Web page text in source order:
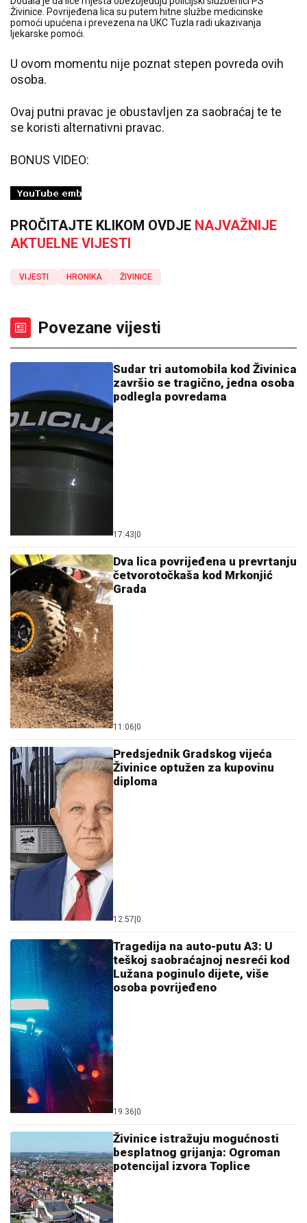
Živinice. Povrijeđena lica su putem hitne službe medicinske
pomoći upućena i prevezena na UKC Tuzla radi ukazivanja
ljekarske pomoći.
U ovom momentu nije poznat stepen povreda ovih
osoba.
Ovaj putni pravac je obustavljen za saobraćaj te te
se koristi alternativni pravac.
BONUS VIDEO:
PROČITAJTE KLIKOM OVDJE NAJVAŽNIJE
AKTUELNE VIJESTI
VIJESTI HRONIKA ŽIVINICE
Povezane vijesti
Sudar tri automobila kod Živinica
završio se tragično, jedna osoba
podlegla povredama
17:43 0
Dva lica povrijeđena u prevrtanju
četvorotočkaša kod Mrkonjić
Grada
11:06 0
Predsjednik Gradskog vijeća
Živinice optužen za kupovinu
diploma
12:57 0
Tragedija na auto-putu A3: U
teškoj saobraćajnoj nesreći kod
Lužana poginulo dijete, više
osoba povrijeđeno
19:36 0
Živinice istražuju mogućnosti
besplatnog grijanja: Ogroman
potencijal izvora Toplice